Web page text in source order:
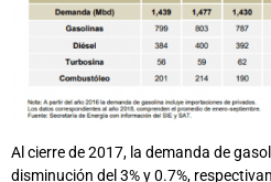
Al cierre de 2017, la demanda de
disminución del 3% y 0.7%,